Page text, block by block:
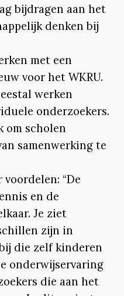
bijdragen aan het
denken bij
met een
voor het WKRU.
werken
onderzoekers.
om scholen
samenwerking te
“De
en de
Je ziet
zijn in
die zelf kinderen
onderwijservaring
die aan het